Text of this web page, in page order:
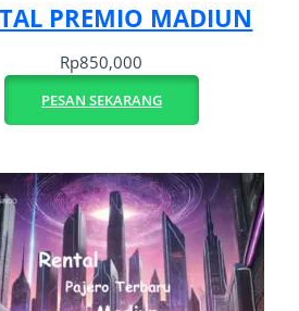
PREMIO MADIUN
Rp850,000
PESAN SEKARANG